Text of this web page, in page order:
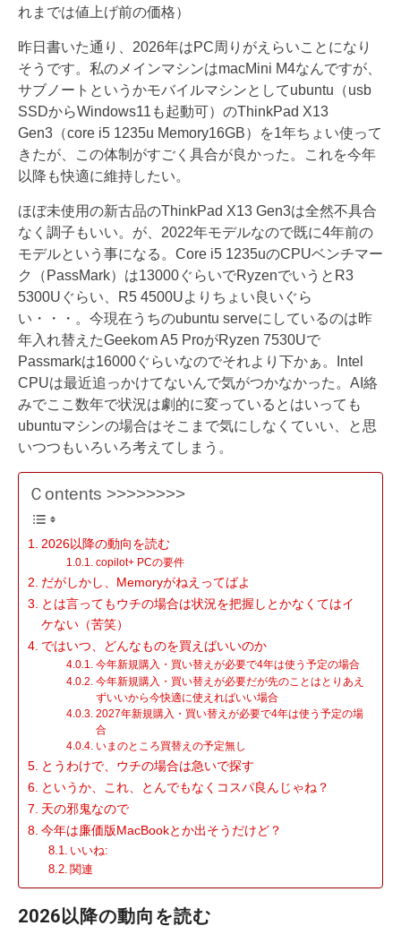
れまでは値上げ前の価格）
昨日書いた通り、2026年はPC周りがえらいことになり
そうです。私のメインマシンはmacMini M4なんですが、
サブノートというかモバイルマシンとしてubuntu（usb
SSDからWindows11も起動可）のThinkPad X13
Gen3（core i5 1235u Memory16GB）を1年ちょい使って
きたが、この体制がすごく具合が良かった。これを今年
以降も快適に維持したい。
ほぼ未使用の新古品のThinkPad X13 Gen3は全然不具合
なく調子もいい。が、2022年モデルなので既に4年前の
モデルという事になる。Core i5 1235uのCPUベンチマー
ク（PassMark）は13000ぐらいでRyzenでいうとR3
5300Uぐらい、R5 4500Uよりちょい良いぐら
い・・・。今現在うちのubuntu serveにしているのは昨
年入れ替えたGeekom A5 ProがRyzen 7530Uで
Passmarkは16000ぐらいなのでそれより下かぁ。Intel
CPUは最近追っかけてないんで気がつかなかった。AI絡
みでここ数年で状況は劇的に変っているとはいっても
ubuntuマシンの場合はそこまで気にしなくていい、と思
いつつもいろいろ考えてしまう。
Ｃontents >>>>>>>>
2026以降の動向を読む
copilot+ PCの要件
だがしかし、Memoryがねえってばよ
とは言ってもウチの場合は状況を把握しとかなくてはイ
ケない（苦笑）
ではいつ、どんなものを買えばいいのか
今年新規購入・買い替えが必要で4年は使う予定の場合
今年新規購入・買い替えが必要だが先のことはとりあえ
ずいいから今快適に使えればいい場合
2027年新規購入・買い替えが必要で4年は使う予定の場
合
いまのところ買替えの予定無し
とうわけで、ウチの場合は急いで探す
というか、これ、とんでもなくコスパ良んじゃね？
天の邪鬼なので
今年は廉価版MacBookとか出そうだけど？
いいね:
関連
2026以降の動向を読む